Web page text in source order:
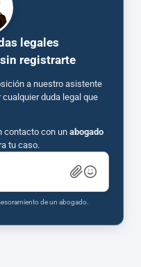
legales
registrarte
a nuestro asistente
duda legal que
contacto con un abogado
tu caso.
de un abogado.